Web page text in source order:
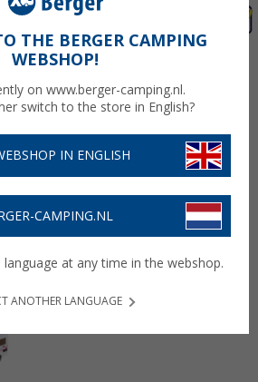
THE BERGER CAMPING
WEBSHOP!
on www.berger-camping.nl.
switch to the store in English?
IN ENGLISH
CAMPING.NL
language at any time in the webshop.
ANOTHER LANGUAGE